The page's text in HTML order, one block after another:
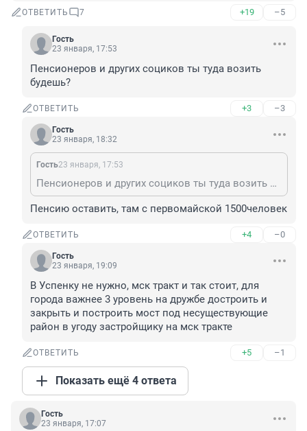
ОТВЕТИТЬ 7 +19 –5
Гость
23 января, 17:53
Пенсионеров и других социков ты туда возить
будешь?
ОТВЕТИТЬ +3 –3
Гость
23 января, 18:32
Гость23 января, 17:53
Пенсионеров и других социков ты туда возить будешь?
Пенсию оставить, там с первомайской 1500человек
ОТВЕТИТЬ +4 –0
Гость
23 января, 19:09
В Успенку не нужно, мск тракт и так стоит, для
города важнее 3 уровень на дружбе достроить и
закрыть и построить мост под несуществующие
район в угоду застройщику на мск тракте
ОТВЕТИТЬ +5 –1
Показать ещё 4 ответа
Гость
23 января, 17:07